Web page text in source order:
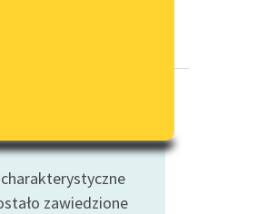
dostępności
zawiedzione